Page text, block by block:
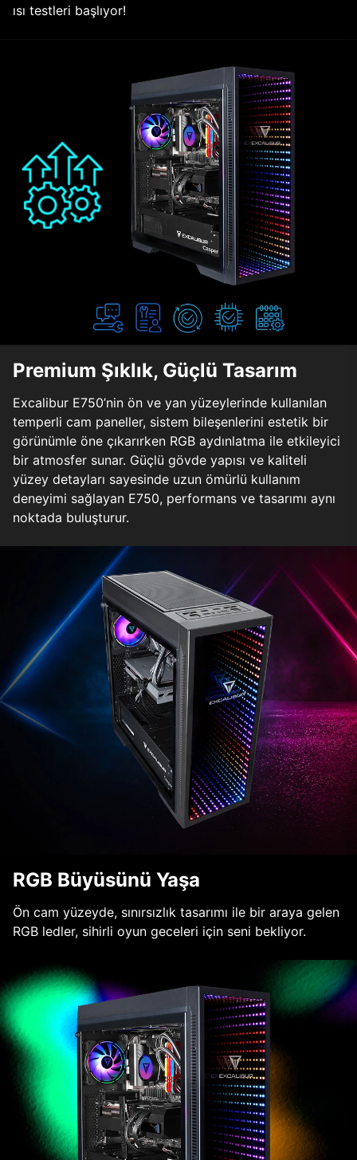
ısı testleri başlıyor!
Premium Şıklık, Güçlü Tasarım
Excalibur E750’nin ön ve yan yüzeylerinde kullanılan
temperli cam paneller, sistem bileşenlerini estetik bir
görünümle öne çıkarırken RGB aydınlatma ile etkileyici
bir atmosfer sunar. Güçlü gövde yapısı ve kaliteli
yüzey detayları sayesinde uzun ömürlü kullanım
deneyimi sağlayan E750, performans ve tasarımı aynı
noktada buluşturur.
RGB Büyüsünü Yaşa
Ön cam yüzeyde, sınırsızlık tasarımı ile bir araya gelen
RGB ledler, sihirli oyun geceleri için seni bekliyor.